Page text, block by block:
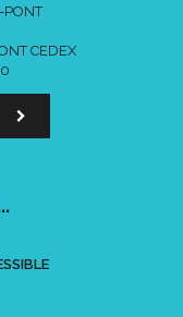
PONT
CEDEX